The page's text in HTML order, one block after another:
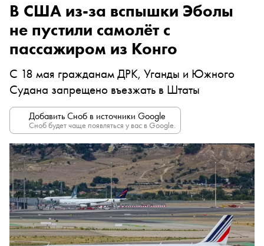
В США из-за вспышки Эболы
не пустили самолёт с
пассажиром из Конго
С 18 мая гражданам ДРК, Уганды и Южного
Судана запрещено въезжать в Штаты
Добавить Сноб в источники Google
Сноб будет чаще появляться у вас в Google.